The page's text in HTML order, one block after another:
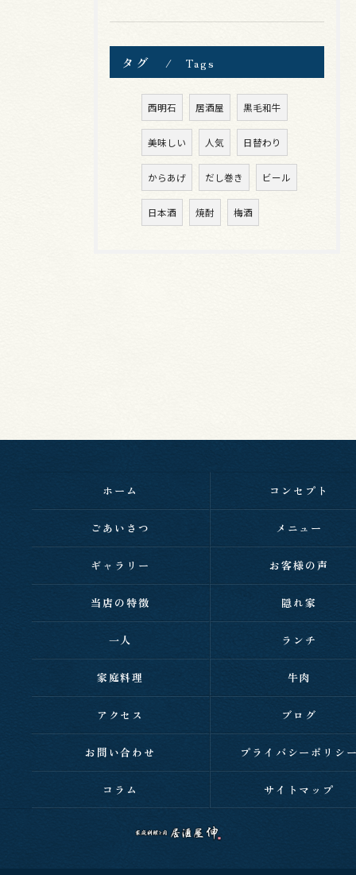
タグ Tags
西明石 居酒屋 黒毛和牛
美味しい 人気 日替わり
からあげ だし巻き ビール
日本酒 焼酎 梅酒
ホーム コンセプト
ごあいさつ メニュー
ギャラリー お客様の声
当店の特徴 隠れ家
一人 ランチ
家庭料理 牛肉
アクセス ブログ
お問い合わせ プライバシーポリシ
コラム サイトマップ